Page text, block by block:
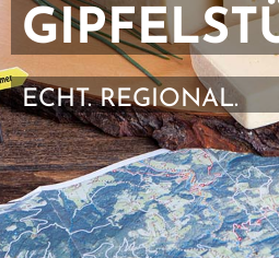
ECHT. REGIONAL.